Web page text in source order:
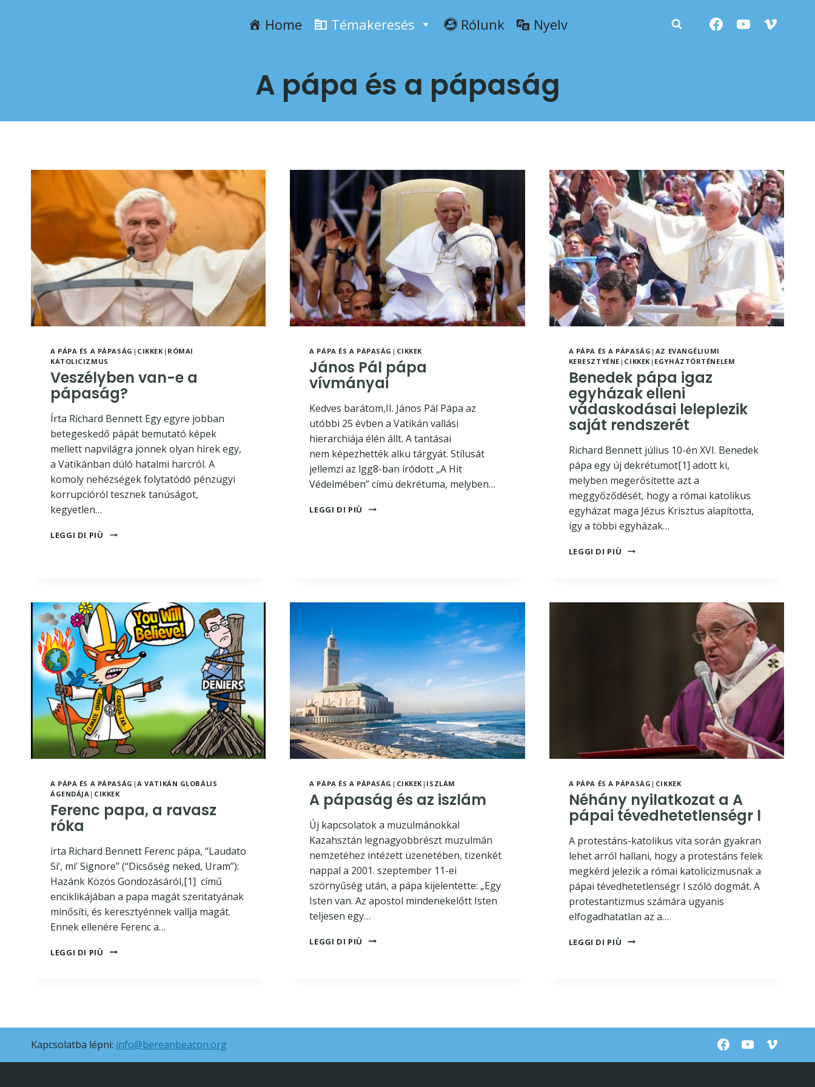
Home Témakeresés Rólunk Nyelv
A pápa és a pápaság
A PÁPA ÉS A PÁPASÁG | CIKKEK| RÓMAI
KATOLICIZMUS
Veszélyben van-e a
pápaság?
Írta Richard Bennett Egy egyre jobban
betegeskedő pápát bemutató képek
mellett napvilágra jönnek olyan hírek egy,
a Vatikánban dúló hatalmi harcról. A
komoly nehézségek folytatódó pénzügyi
korrupcióról tesznek tanúságot,
kegyetlen…
LEGGI DI PIÙ
VESZÉLYBEN
A PÁPA ÉS A PÁPASÁG | CIKKEK
János Pál pápa
vívmányai
Kedves barátom,II. János Pál Pápa az
utóbbi 25 évben a Vatikán vallási
hierarchiája élén állt. A tantásai
nem képezhették alku tárgyát. Stílusát
jellemzi az lgg8-ban íródott „A Hit
Védelmében” címü dekrétuma, melyben…
LEGGI DI PIÙ
JÁNOS
A PÁPA ÉS A PÁPASÁG | AZ EVANGÉLIUMI
KERESZTYÉNE | CIKKEK| EGYHÁZTÖRTÉNELEM
Benedek pápa igaz
egyházak elleni
vádaskodásai leleplezik
saját rendszerét
Richard Bennett július 10-én XVI. Benedek
pápa egy új dekrétumot[1] adott ki,
melyben megerősítette azt a
meggyőződését, hogy a római katolikus
egyházat maga Jézus Krisztus alapította,
így a többi egyházak…
LEGGI DI PIÙ
BENEDEK
A PÁPA ÉS A PÁPASÁG |A VATIKÁN GLOBÁLIS
ÁGENDÁJA | CIKKEK
Ferenc papa, a ravasz
róka
írta Richard Bennett Ferenc pápa, “Laudato
Si’, mi’ Signore” (“Dicsőség neked, Uram”):
Hazánk Közös Gondozásáról,[1] című
enciklikájában a papa magát szentatyának
minősíti, és keresztyénnek vallja magát.
Ennek ellenére Ferenc a…
LEGGI DI PIÙ
FERENC
A PÁPA ÉS A PÁPASÁG | CIKKEK| ISZLÁM
A pápaság és az iszlám
Új kapcsolatok a muzulmánokkal
Kazahsztán legnagyobbrészt muzulmán
nemzetéhez intézett üzenetében, tizenkét
nappal a 2001. szeptember 11-ei
szörnyűség után, a pápa kijelentette: „Egy
Isten van. Az apostol mindenekelőtt Isten
teljesen egy…
LEGGI DI PIÙ
A
A PÁPA ÉS A PÁPASÁG | CIKKEK
Néhány nyilatkozat a A
pápai tévedhetetlenségr l
A protestáns-katolikus vita során gyakran
lehet arról hallani, hogy a protestáns felek
megkérd jelezik a római katolicizmusnak a
pápai tévedhetetlenségr l szóló dogmát. A
protestantizmus számára ugyanis
elfogadhatatlan az a…
LEGGI DI PIÙ
NÉHÁNY
Kapcsolatba lépni: info@bereanbeacon.org